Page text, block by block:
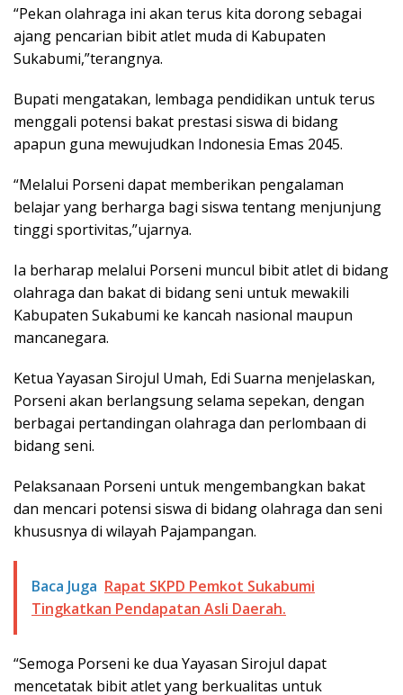
“Pekan olahraga ini akan terus kita dorong sebagai
ajang pencarian bibit atlet muda di Kabupaten
Sukabumi,”terangnya.
Bupati mengatakan, lembaga pendidikan untuk terus
menggali potensi bakat prestasi siswa di bidang
apapun guna mewujudkan Indonesia Emas 2045.
“Melalui Porseni dapat memberikan pengalaman
belajar yang berharga bagi siswa tentang menjunjung
tinggi sportivitas,”ujarnya.
Ia berharap melalui Porseni muncul bibit atlet di bidang
olahraga dan bakat di bidang seni untuk mewakili
Kabupaten Sukabumi ke kancah nasional maupun
mancanegara.
Ketua Yayasan Sirojul Umah, Edi Suarna menjelaskan,
Porseni akan berlangsung selama sepekan, dengan
berbagai pertandingan olahraga dan perlombaan di
bidang seni.
Pelaksanaan Porseni untuk mengembangkan bakat
dan mencari potensi siswa di bidang olahraga dan seni
khususnya di wilayah Pajampangan.
Baca Juga Rapat SKPD Pemkot Sukabumi
Tingkatkan Pendapatan Asli Daerah.
“Semoga Porseni ke dua Yayasan Sirojul dapat
mencetatak bibit atlet yang berkualitas untuk